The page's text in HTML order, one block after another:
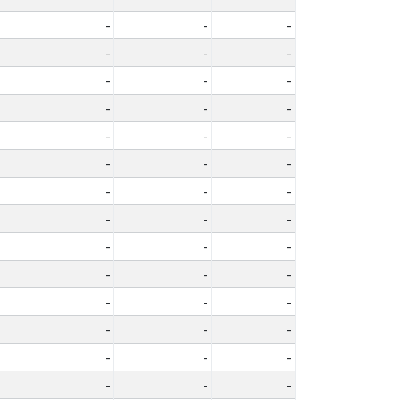
-
-
-
-
-
-
-
-
-
-
-
-
-
-
-
-
-
-
-
-
-
-
-
-
-
-
-
-
-
-
-
-
-
-
-
-
-
-
-
-
- -